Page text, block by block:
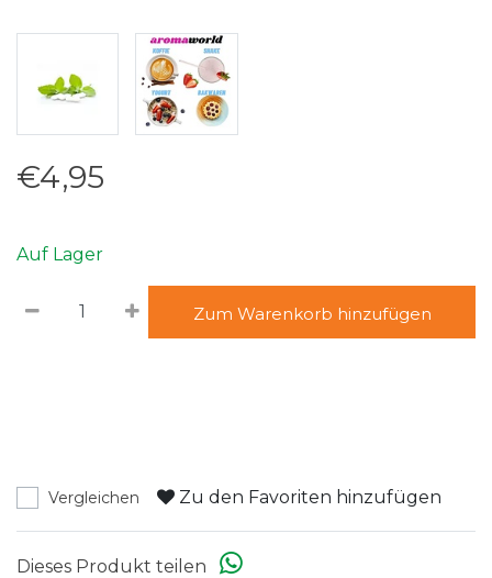
€4,95
Auf Lager
Zum Warenkorb hinzufügen
Vergleichen Zu den Favoriten hinzufügen
Dieses Produkt teilen